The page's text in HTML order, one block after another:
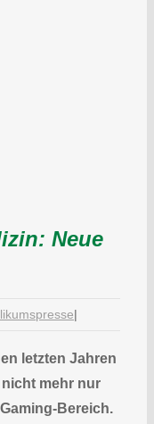
Neue
|
letzten Jahren
mehr nur
Bereich.